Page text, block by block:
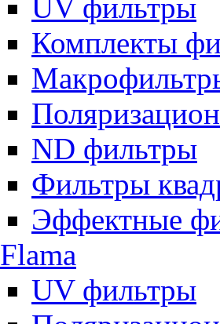
UV фильтры
Комплекты
ND фильтры
Фильтры
Эффектные
Flama
UV фильтры